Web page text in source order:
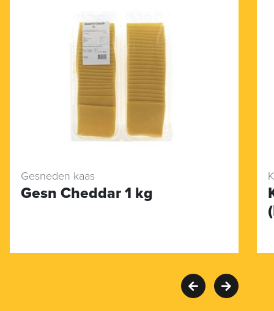
Gesneden kaas
Gesn Cheddar 1 kg